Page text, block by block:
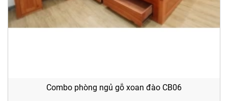
Combo phòng ngủ gỗ xoan đào CB06